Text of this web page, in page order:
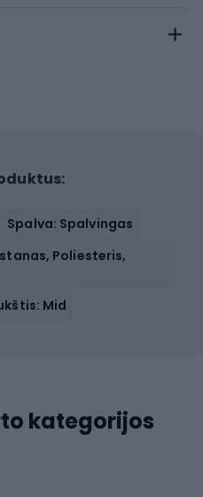
Spalva: Spalvingas
Poliesteris,
Mid
kategorijos